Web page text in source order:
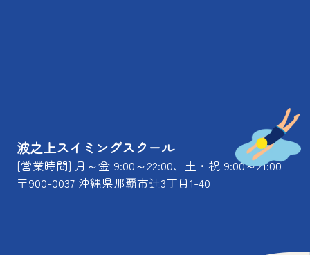
波之上スイミングスクール
[営業時間] 月～金 9:00～22:00、土・祝 9:00～21:00
〒900-0037 沖縄県那覇市辻3丁目1-40